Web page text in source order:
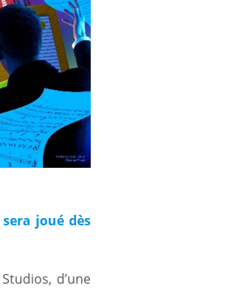
joué dès
d’une